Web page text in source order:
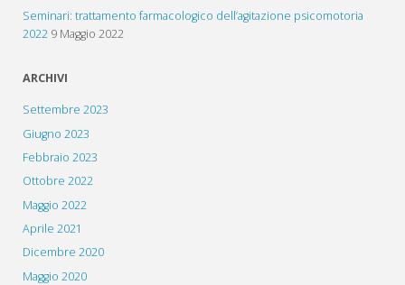
Seminari: trattamento farmacologico dell’agitazione psicomotoria
2022 9 Maggio 2022
ARCHIVI
Settembre 2023
Giugno 2023
Febbraio 2023
Ottobre 2022
Maggio 2022
Aprile 2021
Dicembre 2020
Maggio 2020